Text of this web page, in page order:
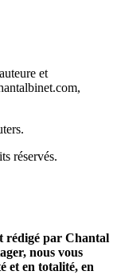
et
réservés.
rédigé par Chantal
nous vous
et en totalité, en